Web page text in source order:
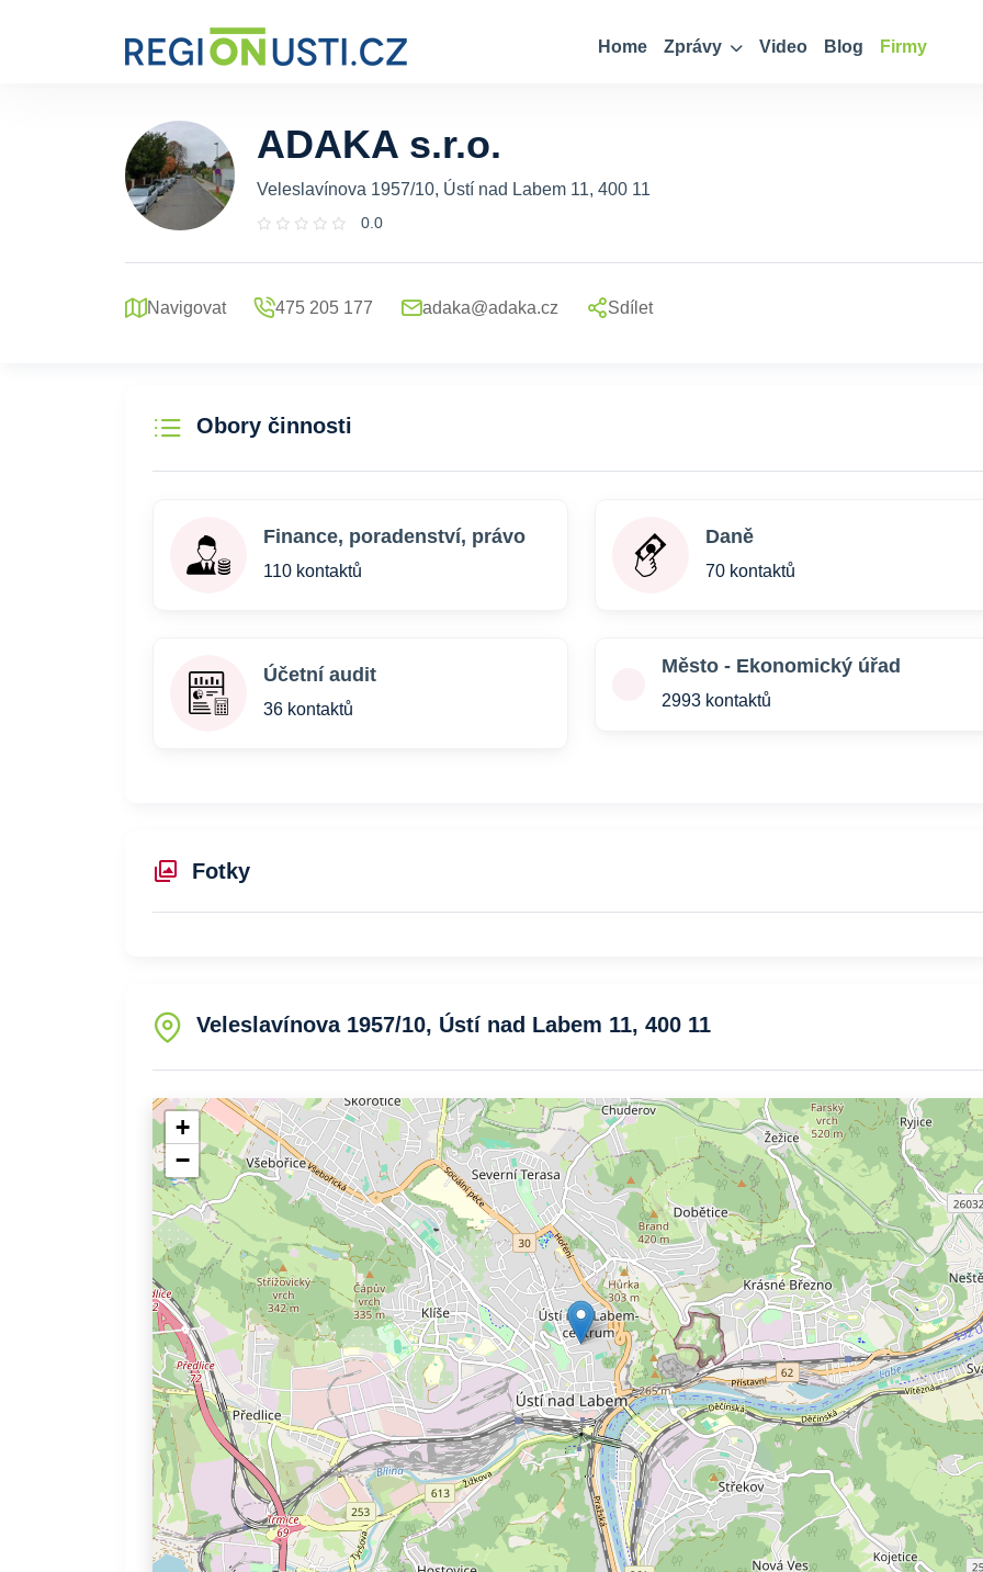
Home Zprávy Video Blog Firmy
ADAKA s.r.o.
Veleslavínova 1957/10, Ústí nad Labem 11, 400 11
0.0
Navigovat 475 205 177 adaka@adaka.cz Sdílet
Obory činnosti
Finance, poradenství, právo
110 kontaktů
Daně
70 kontaktů
Účetní audit
36 kontaktů
Město - Ekonomický úřad
2993 kontaktů
Fotky
Veleslavínova 1957/10, Ústí nad Labem 11, 400 11
+
−